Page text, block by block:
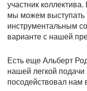
участник
мы можем
инструментальным
варианте с нашей
Есть еще Альберт
нашей легкой подачи
посодействовал нам